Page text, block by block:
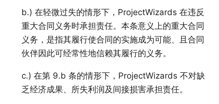
b.) 在轻微过失的情形下，ProjectWizards 在违反
重大合同义务时承担责任。本条意义上的重大合同
义务，是指其履行使合同的实施成为可能、且合同
伙伴因此可经常性地信赖其履行的义务。
c.) 在第 9.b 条的情形下，ProjectWizards 不对缺
乏经济成果、所失利润及间接损害承担责任。